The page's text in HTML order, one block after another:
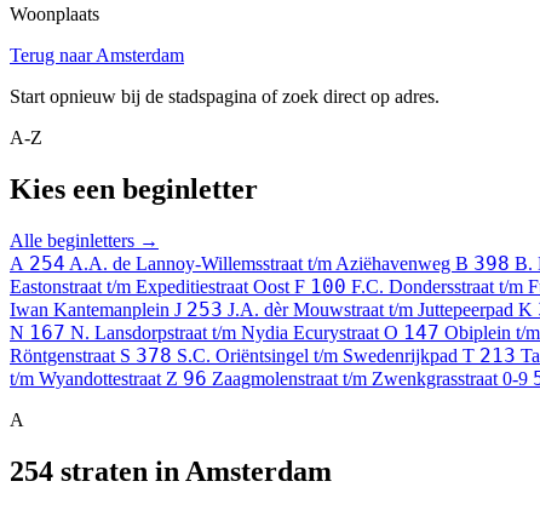
Woonplaats
Terug naar Amsterdam
Start opnieuw bij de stadspagina of zoek direct op adres.
A-Z
Kies een beginletter
Alle beginletters →
A 254 A.A. de Lannoy-Willemsstraat t/m Aziëhavenweg B 398 B.
Eastonstraat t/m Expeditiestraat Oost F 100 F.C. Dondersstraat t/m
Iwan Kantemanplein J 253 J.A. dèr Mouwstraat t/m Juttepeerpad K
N 167 N. Lansdorpstraat t/m Nydia Ecurystraat O 147 Obiplein t/
Röntgenstraat S 378 S.C. Oriëntsingel t/m Swedenrijkpad T 213
t/m Wyandottestraat Z 96 Zaagmolenstraat t/m Zwenkgrasstraat 0-9
A
254 straten in Amsterdam